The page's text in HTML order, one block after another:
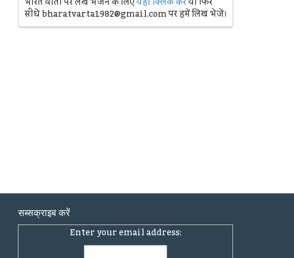
सीधे bharatvarta1982@gmail.com पर हमें लिख भेजें।
सब्सक्राइब करें
Enter your email address: